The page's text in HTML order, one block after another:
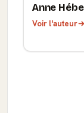
Anne
Voir l'auteur